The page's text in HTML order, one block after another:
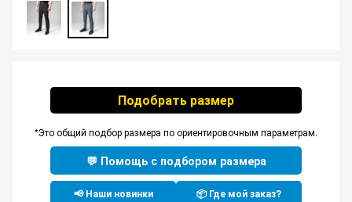
Подобрать размер
*Это общий подбор размера по ориентировочным параметрам.
💬 Помощь с подбором размера
📢 Наши новинки 📦 Где мой заказ?